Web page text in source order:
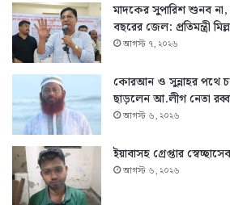
মাদকের সুপারিশ শুনব
বছরের জেল: প্রতিমন্ত্রী
আগস্ট ৭, ২০২৬
কোরআন ও সুন্নাহর পথে
ছাড়লেন আ.লীগ নেতা
আগস্ট ৬, ২০২৬
ইয়াবাসহ গ্রেপ্তার
আগস্ট ৬, ২০২৬